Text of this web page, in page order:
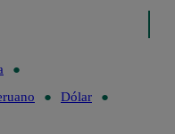
Dólar